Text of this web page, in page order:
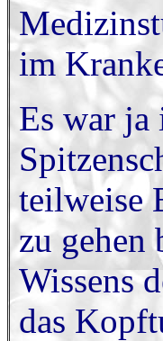
im
Es war
teilweise
zu gehen
Wissens
das